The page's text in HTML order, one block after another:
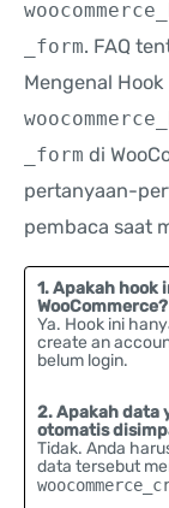
_form. FAQ
Mengenal Hook
_form di
pertanyaan-
pembaca saat
1. Apakah
WooCommerce?
Ya. Hook ini
create an
belum login.
2. Apakah data
otomatis
Tidak. Anda
data tersebut